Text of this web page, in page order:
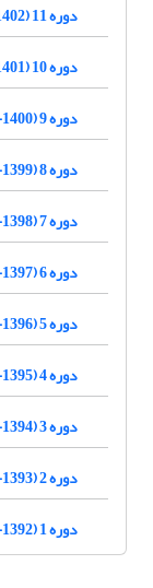
دوره 11 (1402-1403)
دوره 10 (1401-1402)
دوره 9 (1400-1401)
دوره 8 (1399-1400)
دوره 7 (1398-99)
دوره 6 (1397-98)
دوره 5 (1396-97)
دوره 4 (1395-96)
دوره 3 (1394-95)
دوره 2 (1393-94)
دوره 1 (1392-93)